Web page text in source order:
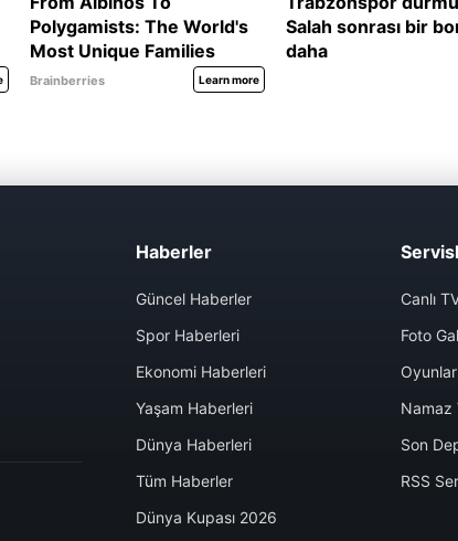
Haberler
Güncel Haberler
Spor Haberleri
Ekonomi Haberleri
Yaşam Haberleri
Dünya Haberleri
Tüm Haberler
Dünya Kupası 2026
Canlı
Foto
Oyunlar
Namaz
Son
RSS